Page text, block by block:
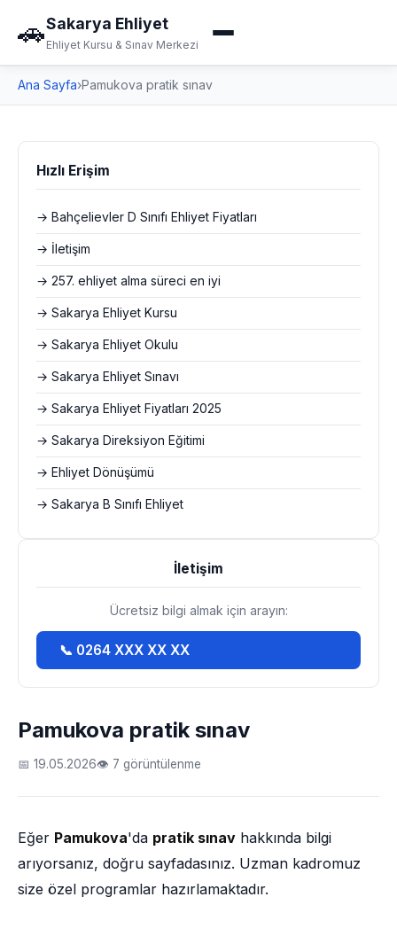
🚗Sakarya Ehliyet
Ehliyet Kursu & Sınav Merkezi
Ana Sayfa›Pamukova pratik sınav
Pamukova pratik sınav
📅 19.05.2026👁 7 görüntülenme
Eğer Pamukova'da pratik sınav hakkında bilgi
arıyorsanız, doğru sayfadasınız. Uzman kadromuz
size özel programlar hazırlamaktadır.
Hızlı Erişim
→ Bahçelievler D Sınıfı Ehliyet Fiyatları
→ İletişim
→ 257. ehliyet alma süreci en iyi
→ Sakarya Ehliyet Kursu
→ Sakarya Ehliyet Okulu
→ Sakarya Ehliyet Sınavı
→ Sakarya Ehliyet Fiyatları 2025
→ Sakarya Direksiyon Eğitimi
→ Ehliyet Dönüşümü
→ Sakarya B Sınıfı Ehliyet
İletişim
Ücretsiz bilgi almak için arayın:
📞 0264 XXX XX XX